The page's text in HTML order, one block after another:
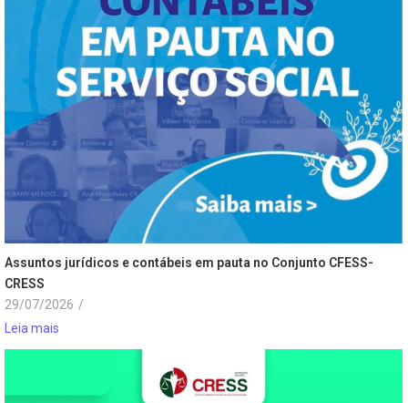
Assuntos jurídicos e contábeis em pauta no Conjunto CFESS-
CRESS
29/07/2026 /
Leia mais